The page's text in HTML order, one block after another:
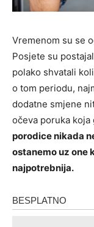
Vremenom su se
Posjete su
polako shvatali
o tom periodu,
dodatne smjene
očevа poruka koja
porodice nikada
ostanemo uz one
najpotrebnija.